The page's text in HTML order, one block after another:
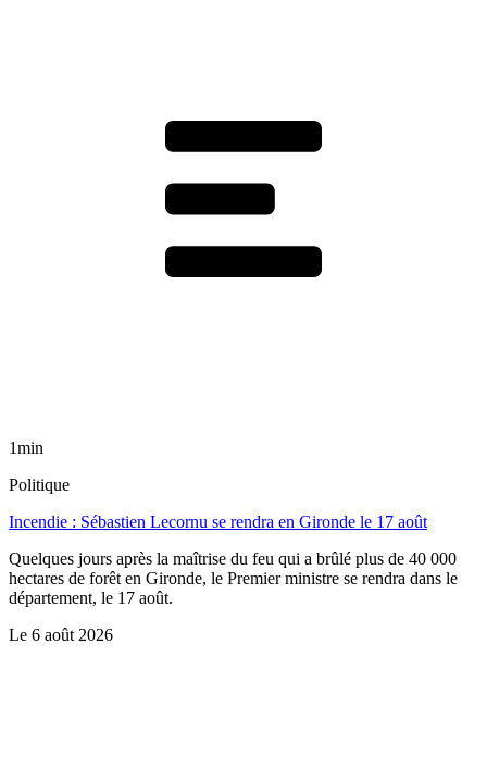
1min
Politique
Incendie : Sébastien Lecornu se rendra en Gironde le 17 août
Quelques jours après la maîtrise du feu qui a brûlé plus de 40 000
hectares de forêt en Gironde, le Premier ministre se rendra dans le
département, le 17 août.
Le 6 août 2026